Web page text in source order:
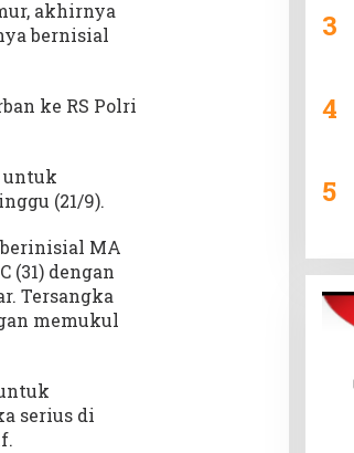
akhirnya
bernisial
ke RS Polri
untuk
(21/9).
MA
(31) dengan
Tersangka
memukul
serius di
3
4
5